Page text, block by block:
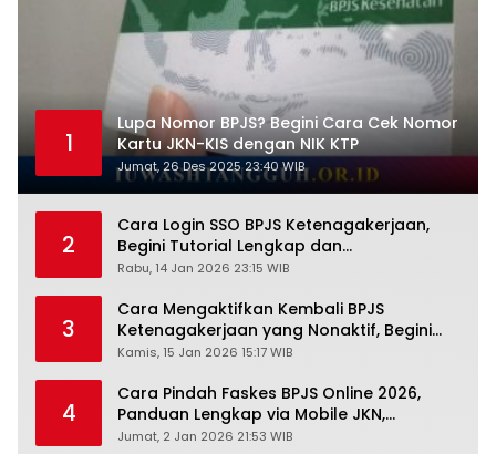
1
Lupa Nomor BPJS? Begini Cara Cek Nomor
Kartu JKN-KIS dengan NIK KTP
Jumat, 26 Des 2025 23:40 WIB
2
Cara Login SSO BPJS Ketenagakerjaan,
Begini Tutorial Lengkap dan
Pengertiannya
Rabu, 14 Jan 2026 23:15 WIB
3
Cara Mengaktifkan Kembali BPJS
Ketenagakerjaan yang Nonaktif, Begini
Panduan Lengkapnya
Kamis, 15 Jan 2026 15:17 WIB
4
Cara Pindah Faskes BPJS Online 2026,
Panduan Lengkap via Mobile JKN,
PANDAWA & Offiline Kantor Cabang
Jumat, 2 Jan 2026 21:53 WIB